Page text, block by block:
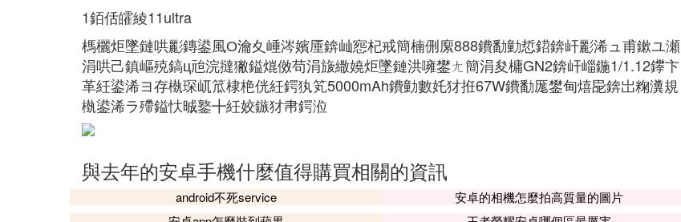
1銆佸皬綾11ultra
榪欐炬墜鏈哄彲鏄鍙風О瀹夊崜涔嬪厜錛屾惌杞戒簡楠侀緳888鐨勫勭悊鍣錛屽彲浠ュ甫鏉ユ瀬
涓哄己鎮嶇殑鎬ц兘浣撻獙鎰熴傚苟涓旇繖嬈炬墜鏈洪噰鐢ㄤ簡涓夋槦GN2錛屽崰鍦1/1.12鑻卞
革紝鍙浠ヨ存槸琛屼笟棣栬侊紝鍔犱笂5000mAh鐨勭數奼犲拰67W鐨勫厖鐢甸熺巼錛岀粷瀵規
槸鍙浠ラ殢鎰忕晠鐜╋紝姣鏃犲帇鍔涖
與去年的安卓手機什麼值得購買相關的資訊
android不死service
安卓的相機怎麼拍高質量的圖片